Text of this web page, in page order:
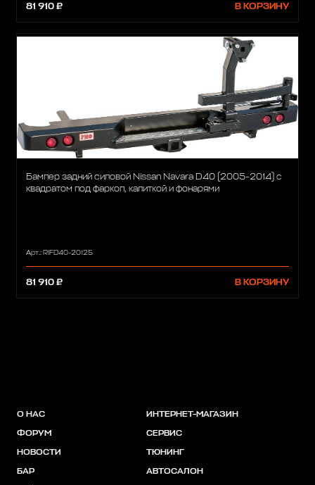
81 910 ₽ В КОРЗИНУ
Бампер задний силовой Nissan Navara D40 (2005-2014) с
квадратом под фаркоп, калиткой и фонарями
Арт.: RIFD40-20125
81 910 ₽ В КОРЗИНУ
О НАС
ФОРУМ
НОВОСТИ
БАР
ИНТЕРНЕТ-МАГАЗИН
СЕРВИС
ТЮНИНГ
АВТОСАЛОН